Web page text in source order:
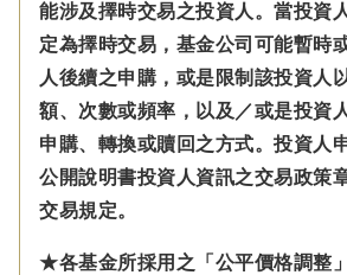
能涉及擇時交易之投資人。當投資
定為擇時交易，基金公司可能暫時
人後續之申購，或是限制該投資人
額、次數或頻率，以及／或是投資
申購、轉換或贖回之方式。投資人
公開說明書投資人資訊之交易政策
交易規定。
★各基金所採用之「公平價格調整